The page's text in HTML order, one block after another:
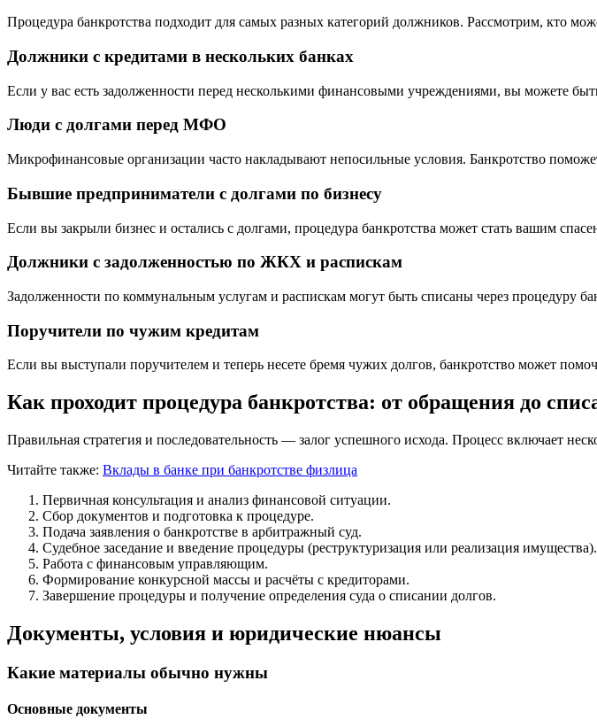
Процедура банкротства подходит для самых разных категорий должников. Рассмотрим, кто
Должники с кредитами в нескольких банках
Если у вас есть задолженности перед несколькими финансовыми учреждениями, вы можете
Люди с долгами перед МФО
Микрофинансовые организации часто накладывают непосильные условия. Банкротство
Бывшие предприниматели с долгами по бизнесу
Если вы закрыли бизнес и остались с долгами, процедура банкротства может стать вашим
Должники с задолженностью по ЖКХ и распискам
Задолженности по коммунальным услугам и распискам могут быть списаны через процедуру
Поручители по чужим кредитам
Если вы выступали поручителем и теперь несете бремя чужих долгов, банкротство может
Как проходит процедура банкротства: от обращения до
Правильная стратегия и последовательность — залог успешного исхода. Процесс включает
Читайте также: Вклады в банке при банкротстве физлица
Первичная консультация и анализ финансовой ситуации.
Сбор документов и подготовка к процедуре.
Подача заявления о банкротстве в арбитражный суд.
Судебное заседание и введение процедуры (реструктуризация или реализация имущества).
Работа с финансовым управляющим.
Формирование конкурсной массы и расчёты с кредиторами.
Завершение процедуры и получение определения суда о списании долгов.
Документы, условия и юридические нюансы
Какие материалы обычно нужны
Основные документы